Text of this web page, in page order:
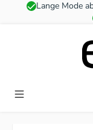
Zum Hauptinhalt springen
Lange Mode